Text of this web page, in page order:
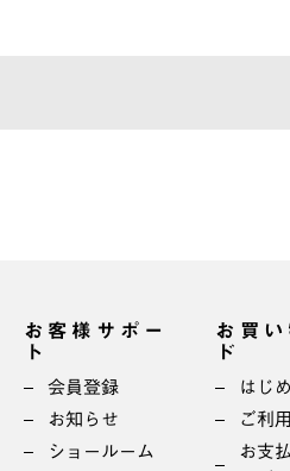
お客様サポー
ト
会員登録
お知らせ
ショールーム
お買い
ド
はじ
ご利
お支